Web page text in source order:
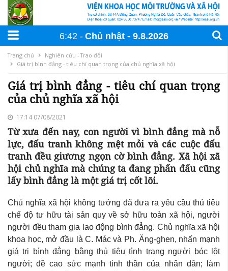
6:42 Chủ nhật 9.8.2026
Trang chủ
Nghiên cứu - Trao đổi
Giá trị bình đẳng - tiêu chí quan trọng của chủ nghĩa xã hội
Giá trị bình đẳng - tiêu chí quan trọng
của chủ nghĩa xã hội
17:14 07/08/2021
Từ xưa đến nay, con người vì bình đẳng mà nỗ
lực, đấu tranh không mệt mỏi và các cuộc đấu
tranh đều giương ngọn cờ bình đẳng. Xã hội xã
hội chủ nghĩa mà chúng ta đang phấn đấu cũng
lấy bình đẳng là một giá trị cốt lõi.
Chủ nghĩa xã hội không tưởng đã đưa ra yêu cầu thủ tiêu
chế độ tư hữu tài sản quy về sở hữu toàn xã hội, người
người đều tham gia lao động bình đẳng. Chủ nghĩa xã hội
khoa học, mở đầu là C. Mác và Ph. Ăng-ghen, nhấn mạnh
giá trị bình đẳng bằng thủ tiêu tình trạng người bóc lột
người; đề cao sức mạnh tinh thần của nhân dân; làm